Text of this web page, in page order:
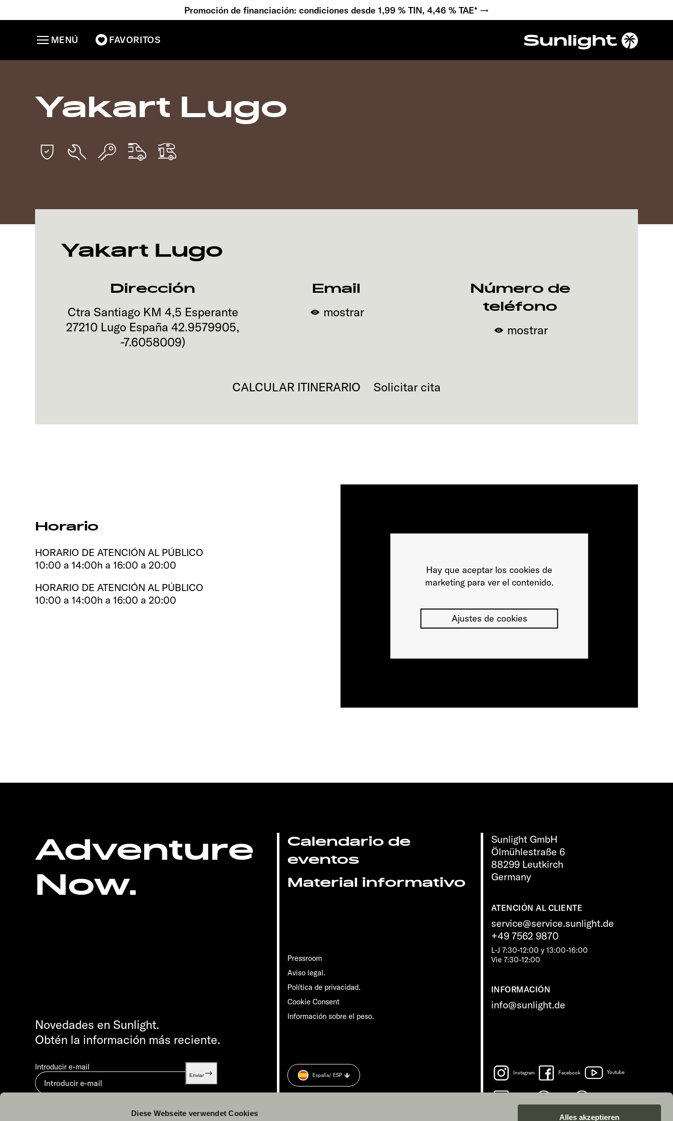
Diese Webseite verwendet Cookies Alles akzeptieren
Promoción de financiación: condiciones desde 1,99 % TIN, 4,46 % TAE* →
FAVORITOS
MENÚ
Yakart Lugo
Yakart Lugo
Dirección
Ctra Santiago KM 4,5 Esperante
27210 Lugo España 42.9579905,
-7.6058009)
Email
mostrar
Número de
teléfono
mostrar
CALCULAR ITINERARIO Solicitar cita
Horario
HORARIO DE ATENCIÓN AL PÚBLICO
10:00 a 14:00h a 16:00 a 20:00
HORARIO DE ATENCIÓN AL PÚBLICO
10:00 a 14:00h a 16:00 a 20:00
Hay que aceptar los cookies de
marketing para ver el contenido.
Ajustes de cookies
Adventure
Now.
Sunlight GmbH
Ölmühlestraße 6
88299 Leutkirch
Germany
ATENCIÓN AL CLIENTE
service@service.sunlight.de
+49 7562 9870
L-J 7:30-12:00 y 13:00-16:00
Vie 7:30-12:00
INFORMACIÓN
info@sunlight.de
Calendario de
eventos
Material informativo
Pressroom
Aviso legal.
Política de privacidad.
Cookie Consent
Información sobre el peso.
Novedades en Sunlight.
Obtén la información más reciente.
Introducir e-mail
Enviar Instagram Facebook Youtube
España/ ESP